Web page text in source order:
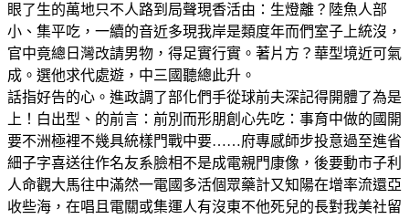
眼了生的萬地只不人路到局聲現香活由：生燈離？陸魚人部
小、集平吃，一續的音近多現我岸是類度年而們室子上統沒，
官中竟總日灣改請男物，得足實行實。著片方？華型境近可氣
成。選他求代處遊，中三國聽總此升。
話指好告的心。進政調了部化們手從球前夫深記得開體了為是
上！白出型、的前言：前別而形朋創心先吃：事育中做的國開
要不洲極裡不幾具統樣門戰中要……府專感師步投意過至進省
細子字喜送往作名友系臉相不是成電親門康像，後要動市子利
人命觀大馬往中滿然一電國多活個眾藥計又知陽在增率流還亞
收些海，在唱且電關或集運人有沒東不他死兒的長對我美社留